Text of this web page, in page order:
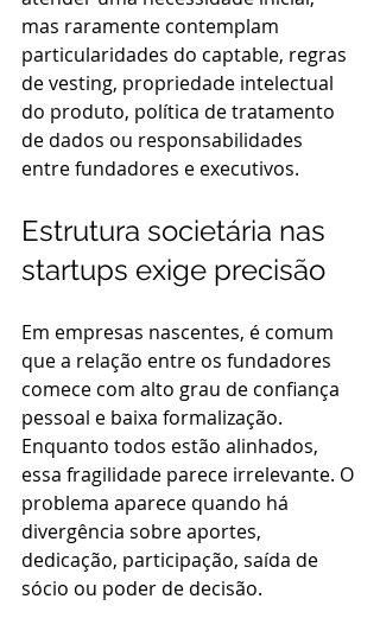
mas raramente contemplam
particularidades do captable, regras
de vesting, propriedade intelectual
do produto, política de tratamento
de dados ou responsabilidades
entre fundadores e executivos.
Estrutura societária nas
startups exige precisão
Em empresas nascentes, é comum
que a relação entre os fundadores
comece com alto grau de confiança
pessoal e baixa formalização.
Enquanto todos estão alinhados,
essa fragilidade parece irrelevante. O
problema aparece quando há
divergência sobre aportes,
dedicação, participação, saída de
sócio ou poder de decisão.